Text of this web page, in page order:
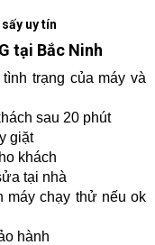
uy tín
tại Bắc Ninh
trạng của máy và
sau 20 phút
giặt
khách
tại nhà
máy chạy thử nếu ok
hành